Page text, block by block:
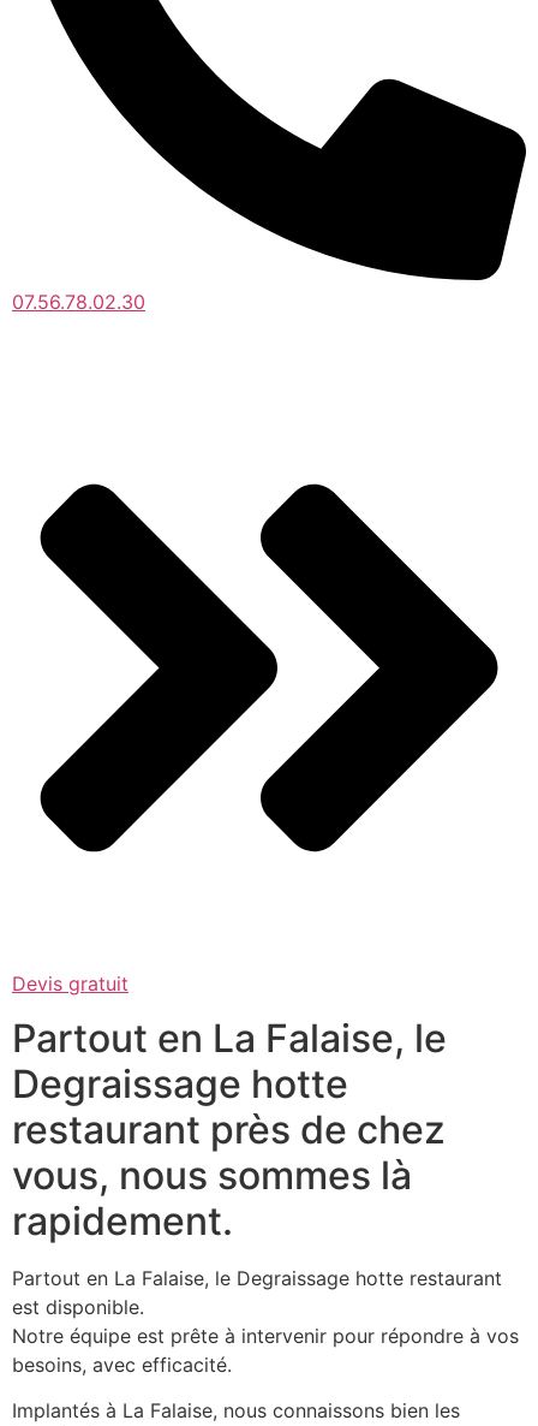
07.56.78.02.30
Devis gratuit
Partout en La Falaise, le
Degraissage hotte
restaurant près de chez
vous, nous sommes là
rapidement.
Partout en La Falaise, le Degraissage hotte restaurant
est disponible.
Notre équipe est prête à intervenir pour répondre à vos
besoins, avec efficacité.
Implantés à La Falaise, nous connaissons bien les